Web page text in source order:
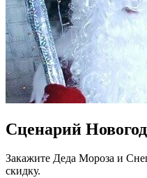
Сценарий
Закажите Деда Мороза и
скидку.